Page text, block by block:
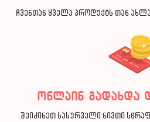
ჩვენთან ყველა პროდუქტს თან
ონლაინ გადახდა
შეიძინეთ სასურველი ნივთი